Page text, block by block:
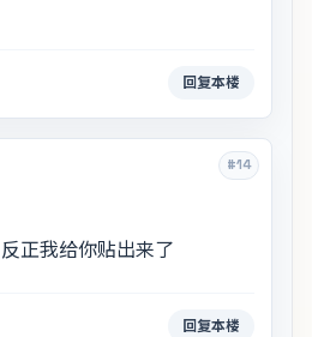
回复本楼
#14
反正我给你贴出来了
回复本楼